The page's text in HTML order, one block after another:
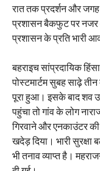
रात तक प्रदर्शन और
प्रशासन बैकफुट पर नजर
प्रशासन के प्रति भारी
बहराइच सांप्रदायिक
पोस्टमार्टम सुबह साढ़े
पूरा हुआ। इसके बाद शव
पहुंचा तो गांव के लोग
गिरवाने और एनकाउंटर
खदेड़ दिया। भारी सुरक्षा
भी तनाव व्याप्त है।